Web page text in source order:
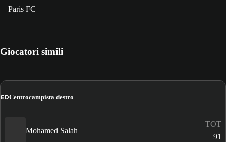
Paris FC
Giocatori simili
EDCentrocampista destro
Mohamed Salah
TOT
91